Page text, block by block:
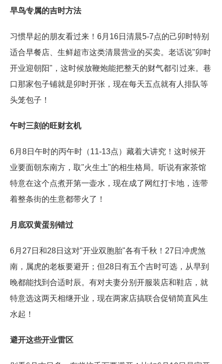
早鸟专属的吉时方法
习惯早起的朋友看过来！6月16日清晨5-7点的己卯时特别
适合早餐店、生鲜超市这类清晨营业的买卖。老话说"卯时
开业迎朝阳"，这时候放鞭炮能把整天的财气都引过来。巷
口那家包子铺就是卯时开张，现在每天五点就有人排队等
头笼包子！
午时三刻的旺财玄机
6月8日午时的丙午时（11-13点）藏着大讲究！这时候开
业要面朝东南方，取"火生土"的相生格局。听说有家茶馆
特意在这个点煮开第一壶水，现在成了网红打卡地，连带
着整条街的生意都带火了！
月底双黄蛋别错过
6月27日和28日这对"开业双胞胎"各有千秋！27日冲虎煞
南，属虎的老板要避开；但28日有五个吉时可选，从早到
晚都能找到合适时辰。有对夫妻分别开服装店和鞋店，就
特意选这两天相继开业，现在两家店搞联合促销简直风生
水起！
避开这些开业雷区